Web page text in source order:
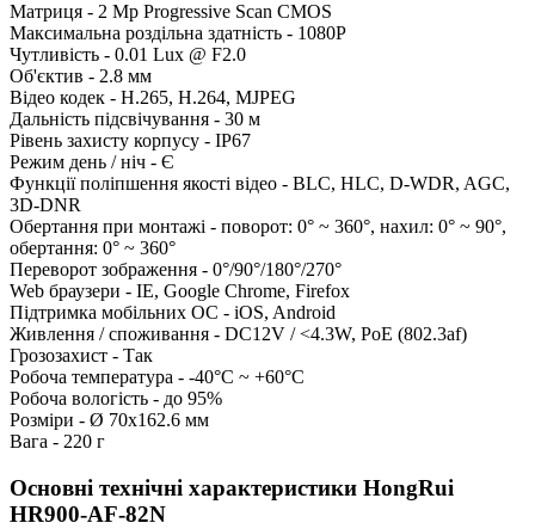
Матриця - 2 Mp Progressive Scan CMOS
Максимальна роздільна здатність - 1080P
Чутливість - 0.01 Lux @ F2.0
Об'єктив - 2.8 мм
Відео кодек - H.265, H.264, MJPEG
Дальність підсвічування - 30 м
Рівень захисту корпусу - IP67
Режим день / ніч - Є
Функції поліпшення якості відео - BLC, HLC, D-WDR, AGC,
3D-DNR
Обертання при монтажі - поворот: 0° ~ 360°, нахил: 0° ~ 90°,
обертання: 0° ~ 360°
Переворот зображення - 0°/90°/180°/270°
Web браузери - IE, Google Chrome, Firefox
Підтримка мобільних ОС - iOS, Android
Живлення / споживання - DC12V / <4.3W, PoE (802.3af)
Грозозахист - Так
Робоча температура - -40°С ~ +60°С
Робоча вологість - до 95%
Розміри - Ø 70x162.6 мм
Вага - 220 г
Основні технічні характеристики HongRui
HR900-AF-82N